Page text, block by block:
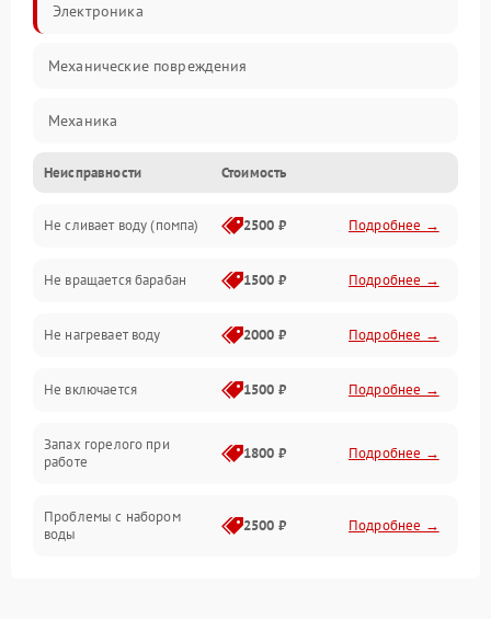
Электроника
Механические повреждения
Механика
Электропитание
Водоснабжение
Слив
Программное обеспечение
Неисправности Стоимость
Не сливает воду (помпа) 2500 ₽ Подробнее →
Не вращается барабан 1500 ₽ Подробнее →
Не нагревает воду 2000 ₽ Подробнее →
Не включается 1500 ₽ Подробнее →
Запах горелого при
работе
1800 ₽ Подробнее →
Проблемы с набором
воды
2500 ₽ Подробнее →